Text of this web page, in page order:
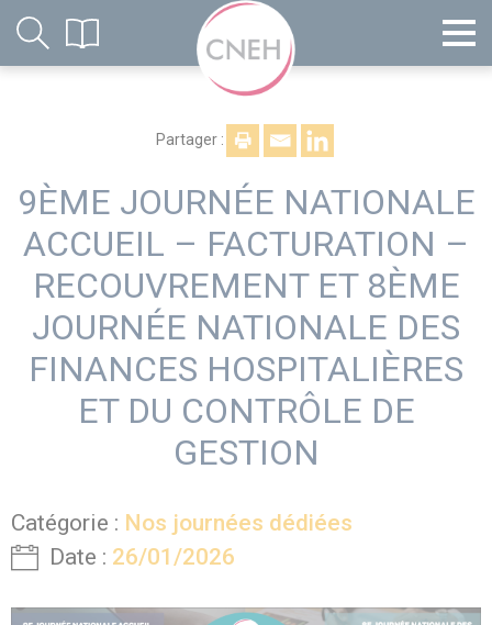
Partager :
9ÈME JOURNÉE NATIONALE
ACCUEIL – FACTURATION –
RECOUVREMENT ET 8ÈME
JOURNÉE NATIONALE DES
FINANCES HOSPITALIÈRES
ET DU CONTRÔLE DE
GESTION
Catégorie : Nos journées dédiées
Date : 26/01/2026